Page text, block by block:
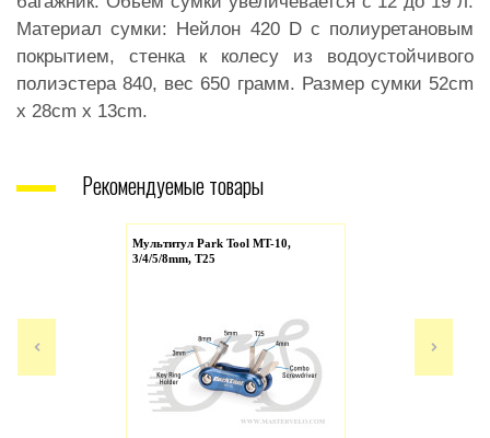
Материал сумки: Нейлон 420 D с полиуретановым
покрытием, стенка к колесу из водоустойчивого
полиэстера 840, вес 650 грамм. Размер сумки 52cm
x 28cm x 13cm.
Рекомендуемые товары
Мультитул Park Tool MT-10,
3/4/5/8mm, T25